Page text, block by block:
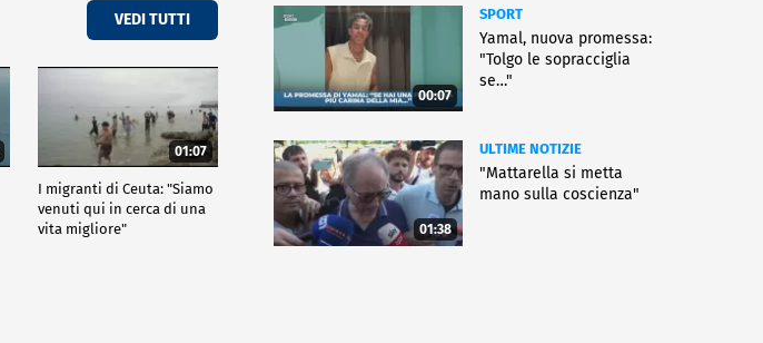
VEDI TUTTI
01:07
I migranti di Ceuta: "Siamo
venuti qui in cerca di una
vita migliore"
00:07
SPORT
Yamal, nuova promessa:
"Tolgo le sopracciglia
se…"
01:38
ULTIME NOTIZIE
"Mattarella si metta
mano sulla coscienza"